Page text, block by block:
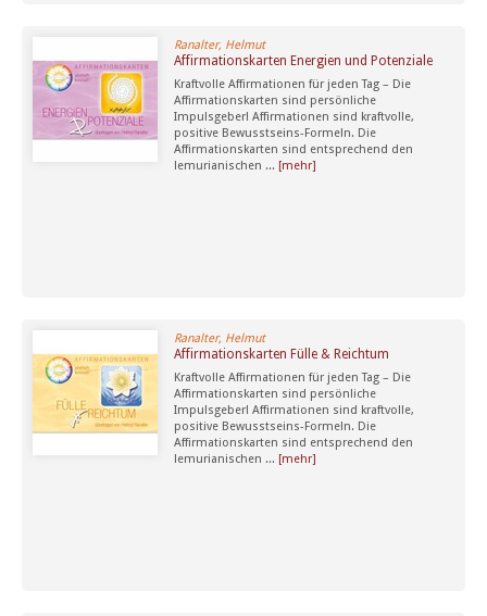
Ranalter, Helmut
Affirmationskarten Energien und Potenziale
Kraftvolle Affirmationen für jeden Tag – Die
Affirmationskarten sind persönliche
Impulsgeber! Affirmationen sind kraftvolle,
positive Bewusstseins-Formeln. Die
Affirmationskarten sind entsprechend den
lemurianischen ... [mehr]
Ranalter, Helmut
Affirmationskarten Fülle & Reichtum
Kraftvolle Affirmationen für jeden Tag – Die
Affirmationskarten sind persönliche
Impulsgeber! Affirmationen sind kraftvolle,
positive Bewusstseins-Formeln. Die
Affirmationskarten sind entsprechend den
lemurianischen ... [mehr]